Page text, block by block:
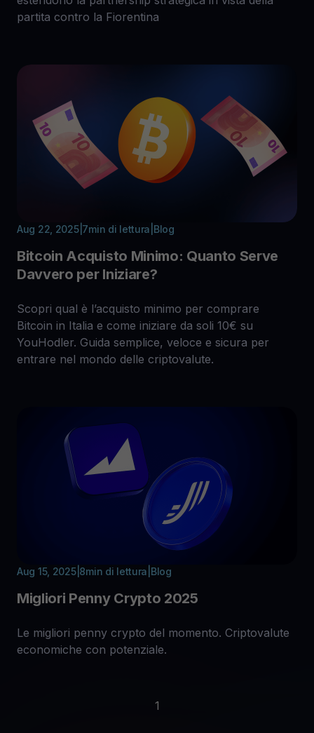
partita contro la Fiorentina
Aug 22, 2025| 7min di lettura Blog
Bitcoin Acquisto Minimo: Quanto Serve
Davvero per Iniziare?
Scopri qual è l’acquisto minimo per comprare
Bitcoin in Italia e come iniziare da soli 10€ su
YouHodler. Guida semplice, veloce e sicura per
entrare nel mondo delle criptovalute.
Aug 15, 2025| 8min di lettura Blog
Migliori Penny Crypto 2025
Le migliori penny crypto del momento. Criptovalute
economiche con potenziale.
1